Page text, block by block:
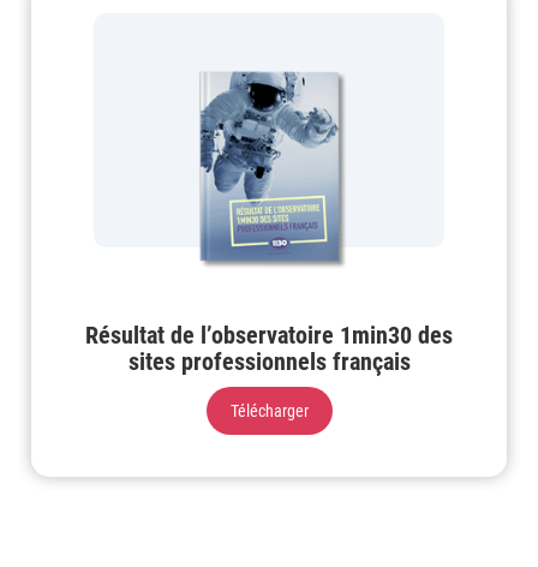
Résultat de l’observatoire 1min30 des
sites professionnels français
Télécharger